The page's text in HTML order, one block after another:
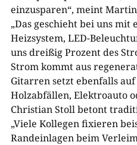
einzusparen“, meint
„Das geschieht bei uns
Heizsystem, LED-
uns dreißig Prozent des
Strom kommt aus
Gitarren setzt ebenfalls
Holzabfällen, Elektroauto
Christian Stoll betont
„Viele Kollegen fixieren
Randeinlagen beim